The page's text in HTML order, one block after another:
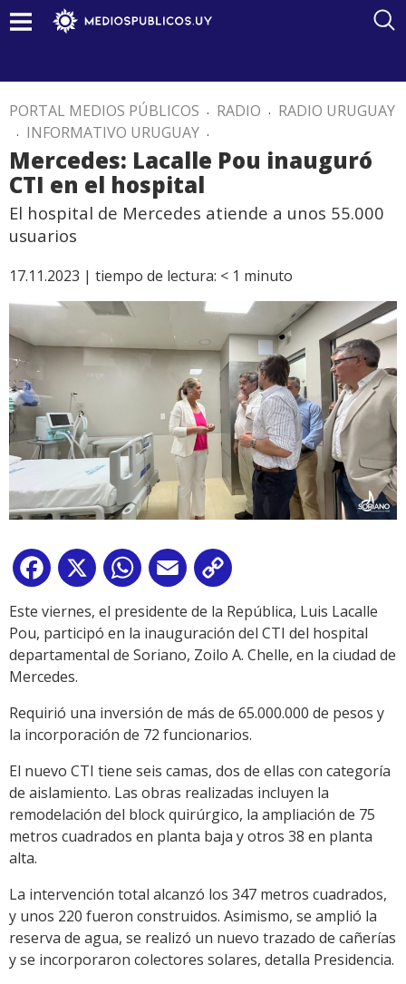
PORTAL MEDIOS PÚBLICOS . RADIO . RADIO URUGUAY
. INFORMATIVO URUGUAY .
Mercedes: Lacalle Pou inauguró
CTI en el hospital
El hospital de Mercedes atiende a unos 55.000
usuarios
17.11.2023 | tiempo de lectura: < 1 minuto
Facebook
X WhatsApp
Email
Link
Este viernes, el presidente de la República, Luis Lacalle
Pou, participó en la inauguración del CTI del hospital
departamental de Soriano, Zoilo A. Chelle, en la ciudad de
Mercedes.
Requirió una inversión de más de 65.000.000 de pesos y
la incorporación de 72 funcionarios.
El nuevo CTI tiene seis camas, dos de ellas con categoría
de aislamiento. Las obras realizadas incluyen la
remodelación del block quirúrgico, la ampliación de 75
metros cuadrados en planta baja y otros 38 en planta
alta.
La intervención total alcanzó los 347 metros cuadrados,
y unos 220 fueron construidos. Asimismo, se amplió la
reserva de agua, se realizó un nuevo trazado de cañerías
y se incorporaron colectores solares, detalla Presidencia.